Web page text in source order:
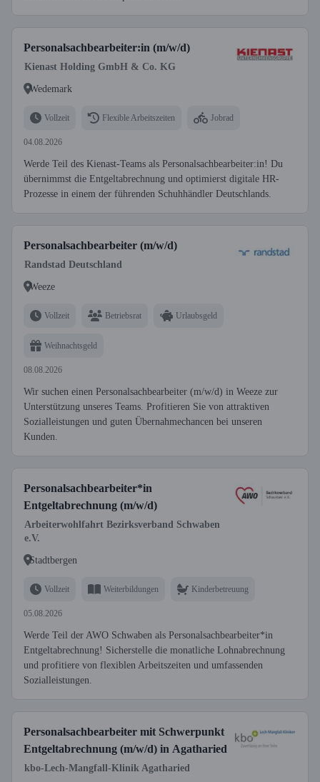
Personalsachbearbeiter:in (m/w/d)
Kienast Holding GmbH & Co. KG
Wedemark
Vollzeit Flexible Arbeitszeiten Jobrad
04.08.2026
Werde Teil des Kienast-Teams als Personalsachbearbeiter:in! Du
übernimmst die Entgeltabrechnung und optimierst digitale HR-
Prozesse in einem der führenden Schuhhändler Deutschlands.
Personalsachbearbeiter (m/w/d)
Randstad Deutschland
Weeze
Vollzeit Betriebsrat Urlaubsgeld
Weihnachtsgeld
08.08.2026
Wir suchen einen Personalsachbearbeiter (m/w/d) in Weeze zur
Unterstützung unseres Teams. Profitieren Sie von attraktiven
Sozialleistungen und guten Übernahmechancen bei unseren
Kunden.
Personalsachbearbeiter*in
Entgeltabrechnung (m/w/d)
Arbeiterwohlfahrt Bezirksverband Schwaben
e.V.
Stadtbergen
Vollzeit Weiterbildungen Kinderbetreuung
05.08.2026
Werde Teil der AWO Schwaben als Personalsachbearbeiter*in
Entgeltabrechnung! Sicherstelle die monatliche Lohnabrechnung
und profitiere von flexiblen Arbeitszeiten und umfassenden
Sozialleistungen.
Personalsachbearbeiter mit Schwerpunkt
Entgeltabrechnung (m/w/d) in Agatharied
kbo-Lech-Mangfall-Klinik Agatharied